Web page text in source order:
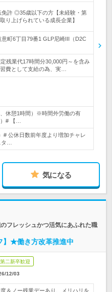
許 ◎35歳以下の方【未経験・第
り上げられている成長企業】
意町6丁目79番1 GLP尼崎III（D2C
残業代17時間分30,000円～を含み
費として支給の為、実…
休憩1時間）※時間外労働の有
# 【…
# 公休日数前年度より増加チャレ
…
気になる
フレッシュかつ活気にあふれた職
】★働き方改革推進中
第二新卒歓迎
12/03
＆ノー残業デーあり、メリハリを